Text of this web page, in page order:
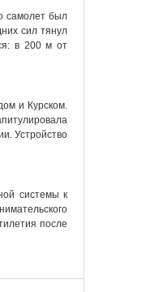
самолет был
сил тянул
в 200 м от
и Курском.
Устройство
системы к
после